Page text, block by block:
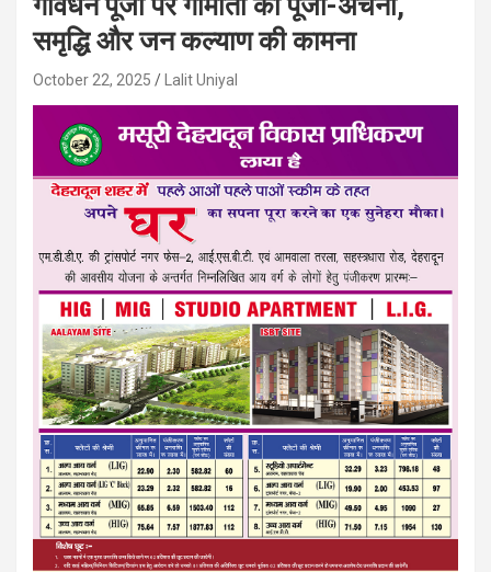
समृद्धि और जन कल्याण की कामना
October 22, 2025 Lalit Uniyal